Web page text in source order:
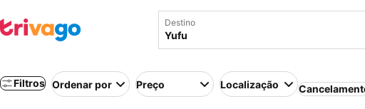
Destino
Filtros Ordenar por Preço Localização